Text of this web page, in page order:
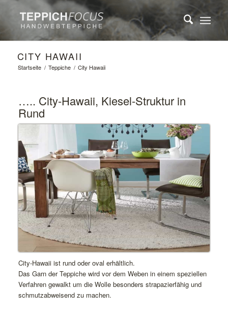
CITY HAWAII
Startseite / Teppiche / City Hawaii
….. City-Hawaii, Kiesel-Struktur in
Rund
City-Hawaii ist rund oder oval erhältlich.
Das Garn der Teppiche wird vor dem Weben in einem speziellen
Verfahren gewalkt um die Wolle besonders strapazierfähig und
schmutzabweisend zu machen.